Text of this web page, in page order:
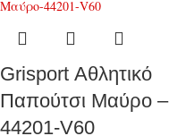
Grisport Αθλητικό
Παπούτσι Μαύρο –
44201-V60